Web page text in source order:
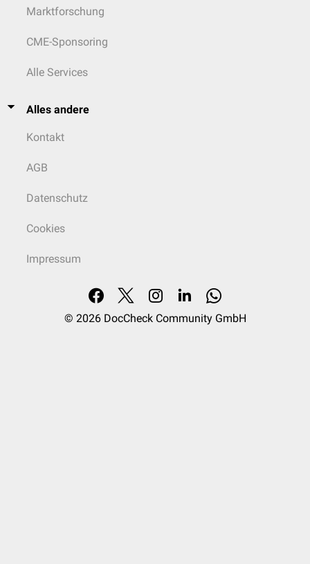
Marktforschung
CME-Sponsoring
Alle Services
Alles andere
Kontakt
AGB
Datenschutz
Cookies
Impressum
© 2026 DocCheck Community GmbH